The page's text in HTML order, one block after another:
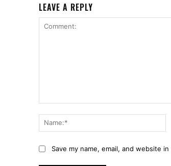
LEAVE A REPLY
Save my name, email, and website